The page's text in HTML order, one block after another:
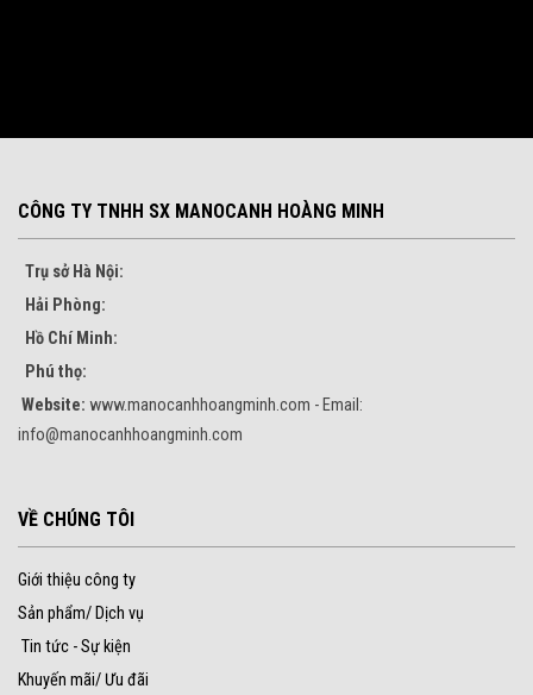
CÔNG TY TNHH SX MANOCANH HOÀNG MINH
Trụ sở Hà Nội:
Hải Phòng:
Hồ Chí Minh:
Phú thọ:
Website: www.manocanhhoangminh.com - Email:
info@manocanhhoangminh.com
VỀ CHÚNG TÔI
Giới thiệu công ty
Sản phẩm/ Dịch vụ
Tin tức - Sự kiện
Khuyến mãi/ Ưu đãi